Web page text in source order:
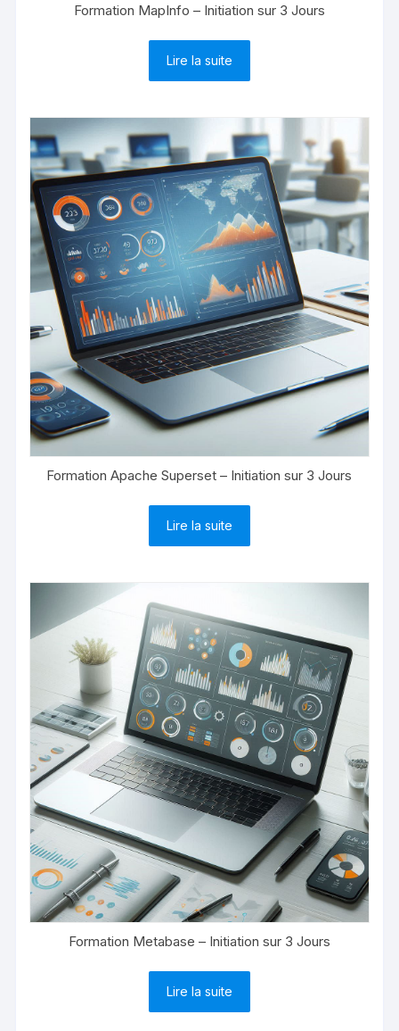
Formation MapInfo – Initiation sur 3 Jours
Lire la suite
Formation Apache Superset – Initiation sur 3 Jours
Lire la suite
Formation Metabase – Initiation sur 3 Jours
Lire la suite